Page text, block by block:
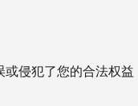
侵犯了您的合法权